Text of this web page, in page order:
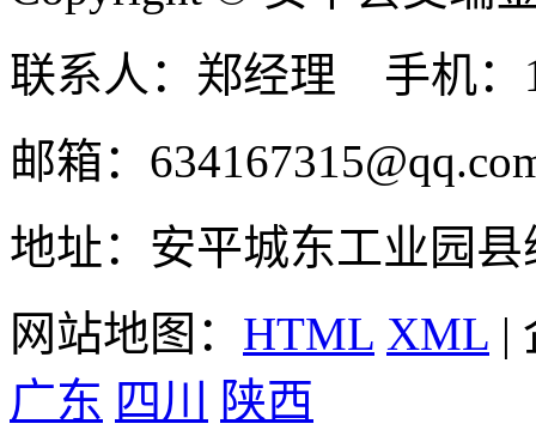
联系人：郑经理 手机：
邮箱：
地址：安平城东工业园县
网站地图： HTML XML |
广东 四川 陕西